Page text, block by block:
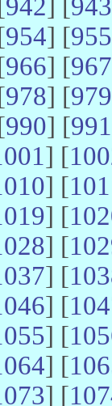
942] [943
954] [955
966] [967
978] [979
990] [991
] [
] [
] [
] [
] [
] [
] [
] [
] [